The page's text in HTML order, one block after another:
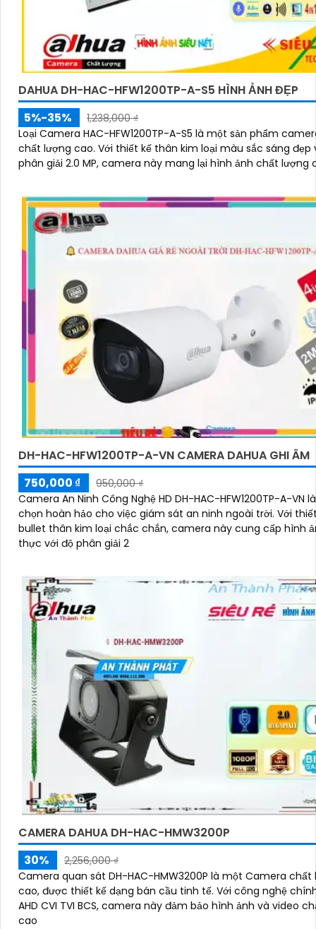
DAHUA DH-HAC-HFW1200TP-A-S5 HÌNH ẢNH ĐẸP
5%-35%
1,238,000 ₫
Loại Camera HAC-HFW1200TP-A-S5 là một sản phẩm
chất lượng cao. Với thiết kế thân kim loại màu sắc sáng đẹp và độ
phân giải 2.0 MP, camera này mang lại hình ảnh chất lượng
DH-HAC-HFW1200TP-A-VN CAMERA DAHUA GHI ÂM
750,000 ₫
950,000 ₫
Camera An Ninh Công Nghệ HD DH-HAC-HFW1200TP-A-VN
chọn hoàn hảo cho việc giám sát an ninh ngoài trời. Với thiết kế
bullet thân kim loại chắc chắn, camera này cung cấp hình
thực với độ phân giải 2
CAMERA DAHUA DH-HAC-HMW3200P
30%
2,256,000 ₫
Camera quan sát DH-HAC-HMW3200P là một Camera chất
cao, được thiết kế dạng bán cầu tinh tế. Với công nghệ chính hãng
AHD CVI TVI BCS, camera này đảm bảo hình ảnh và video
cao